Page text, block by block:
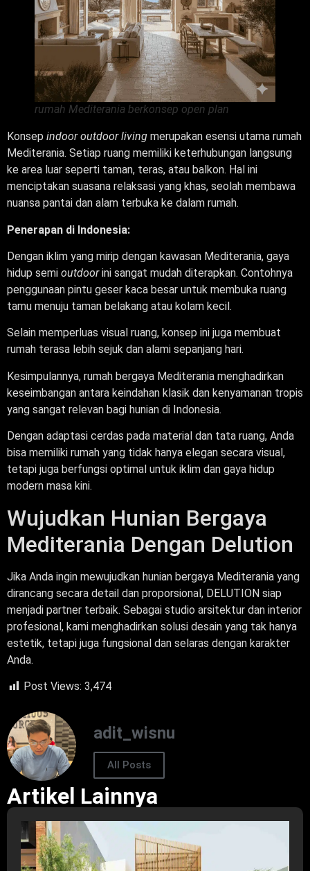
rumah Mediterania berkonsep open plan
Konsep indoor outdoor living merupakan esensi utama rumah
Mediterania. Setiap ruang memiliki keterhubungan langsung
ke area luar seperti taman, teras, atau balkon. Hal ini
menciptakan suasana relaksasi yang khas, seolah membawa
nuansa pantai dan alam terbuka ke dalam rumah.
Penerapan di Indonesia:
Dengan iklim yang mirip dengan kawasan Mediterania, gaya
hidup semi outdoorini sangat mudah diterapkan. Contohnya
penggunaan pintu geser kaca besar untuk membuka ruang
tamu menuju taman belakang atau kolam kecil.
Selain memperluas visual ruang, konsep ini juga membuat
rumah terasa lebih sejuk dan alami sepanjang hari.
Kesimpulannya, rumah bergaya Mediterania menghadirkan
keseimbangan antara keindahan klasik dan kenyamanan tropis
yang sangat relevan bagi hunian di Indonesia.
Dengan adaptasi cerdas pada material dan tata ruang, Anda
bisa memiliki rumah yang tidak hanya elegan secara visual,
tetapi juga berfungsi optimal untuk iklim dan gaya hidup
modern masa kini.
Wujudkan Hunian Bergaya
Mediterania Dengan Delution
Jika Anda ingin mewujudkan hunian bergaya Mediterania yang
dirancang secara detail dan proporsional, DELUTION siap
menjadi partner terbaik. Sebagai studio arsitektur dan interior
profesional, kami menghadirkan solusi desain yang tak hanya
estetik, tetapi juga fungsional dan selaras dengan karakter
Anda.
Post Views: 3,474
adit_wisnu
All Posts
Artikel Lainnya